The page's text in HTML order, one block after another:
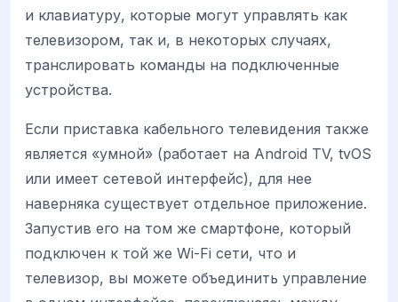
и клавиатуру, которые могут управлять как
телевизором, так и, в некоторых случаях,
транслировать команды на подключенные
устройства.
Если приставка кабельного телевидения также
является «умной» (работает на Android TV, tvOS
или имеет сетевой интерфейс), для нее
наверняка существует отдельное приложение.
Запустив его на том же смартфоне, который
подключен к той же Wi-Fi сети, что и
телевизор, вы можете объединить управление